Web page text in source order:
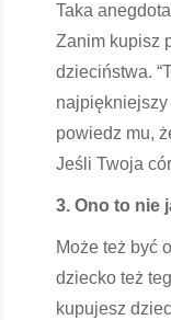
Taka
Zanim kupisz
dzieciństwa.
najpiękniejszy
powiedz mu,
Jeśli Twoja
3. Ono to nie
Może też być
dziecko też
kupujesz